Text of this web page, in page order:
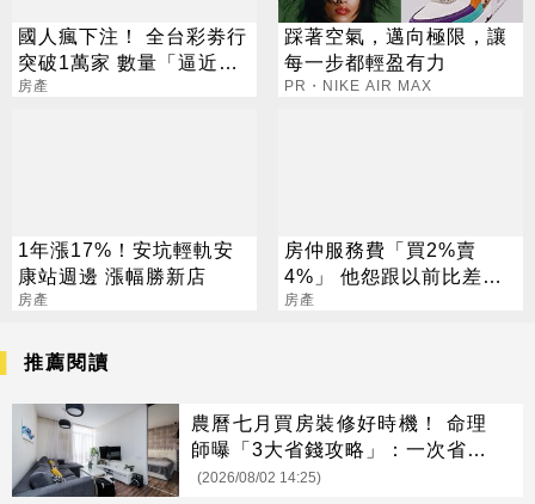
國人瘋下注！ 全台彩劵行
突破1萬家 數量「逼近直
營超商」
房產
踩著空氣，邁向極限，讓
每一步都輕盈有力
PR・NIKE AIR MAX
1年漲17%！安坑輕軌安
康站週邊 漲幅勝新店
房產
房仲服務費「買2%賣
4%」 他怨跟以前比差太
多 內行曝原因：黑幕重重
房產
推薦閱讀
農曆七月買房裝修好時機！ 命理
師曝「3大省錢攻略」：一次省很
大
(2026/08/02 14:25)